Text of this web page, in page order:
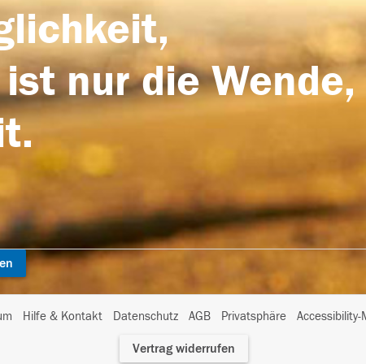
ist nur die
Hilfe & Kontakt Datenschutz AGB Privatsphäre
I
Vertrag widerrufen